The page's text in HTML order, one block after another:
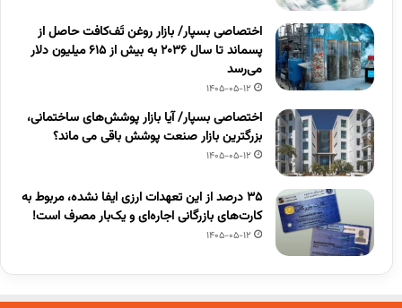
اختصاصی بسپار/ بازار روغن تَف‌کافت حاصل از
پسماند تا سال ۲۰۳۶ به بیش از ۶۱۵ میلیون دلار
می‌رسد
1405-05-12
اختصاصی بسپار/ آیا بازار پوشش‌های ساختمانی،
بزرگترین بازار صنعت پوشش باقی می ماند؟
1405-05-12
۳۵ درصد از این تعهدات ارزی ایفا نشده، مربوط به
کارت‌های بازرگانی اجاره‌ای و یک‌بار مصرف است!
1405-05-12